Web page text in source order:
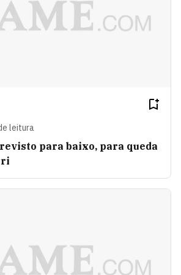
leitura
para baixo, para queda